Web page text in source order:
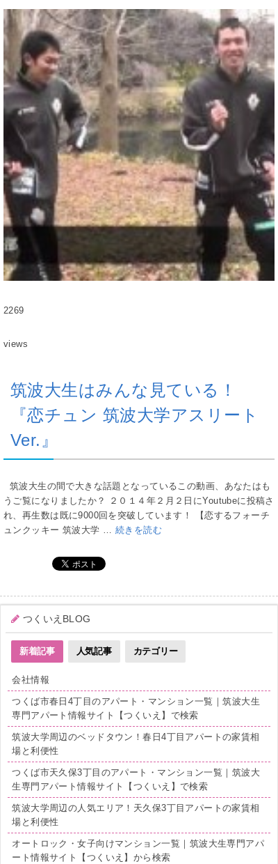
2269
views
筑波大生はみんな見ている！
『恋チュン 筑波大学アスリート
Ver.』
筑波大生の間で大きな話題となっているこの動画、あなたはも
うご覧になりましたか？ ２０１４年２月２日にYoutubeに投稿さ
れ、再生数は既に9000回を突破しています！ 【恋するフォーチ
ュンクッキー 筑波大学 … 続きを読む
つくいえBLOG
新着記事 人気記事 カテゴリー
会社情報
つくば市春日4丁目のアパート・マンション一覧｜筑波大生
専門アパート情報サイト【つくいえ】で検索
筑波大学周辺のベッドタウン！春日4丁目アパートの家賃相
場と利便性
つくば市天久保3丁目のアパート・マンション一覧｜筑波大
生専門アパート情報サイト【つくいえ】で検索
筑波大学周辺の人気エリア！天久保3丁目アパートの家賃相
場と利便性
オートロック・女子向けマンション一覧｜筑波大生専門アパ
ート情報サイト【つくいえ】から検索